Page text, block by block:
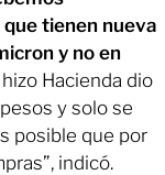
tienen nueva
y no en
Hacienda dio
y solo se
posible que por
indicó.